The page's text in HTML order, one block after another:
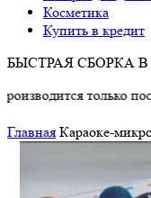
Косметика
Купить в кредит
БЫСТРАЯ СБОРКА
только после
Главная Караоке-